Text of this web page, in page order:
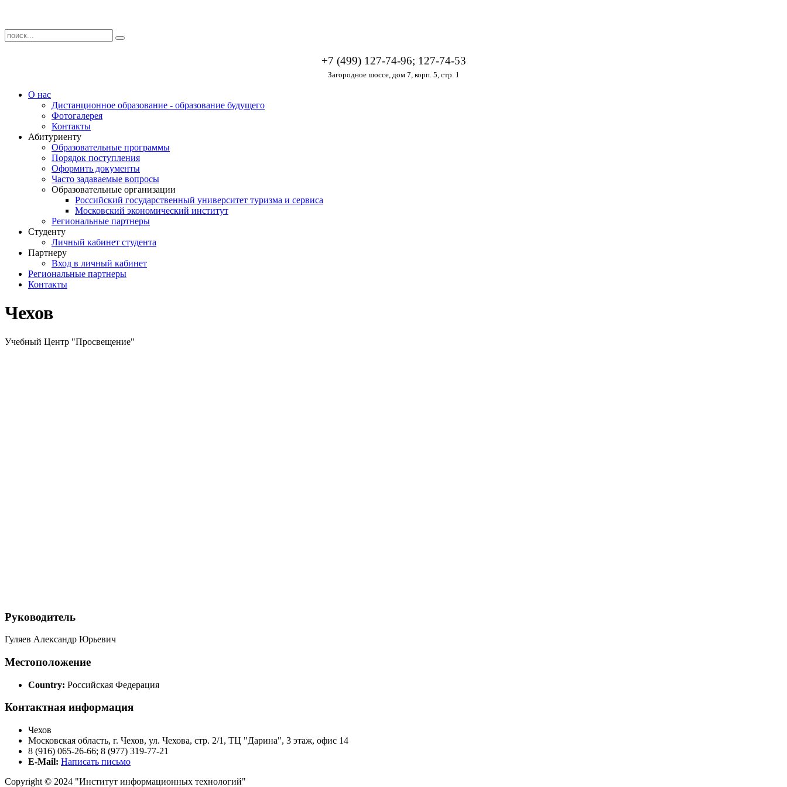
+7 (499) 127-74-96; 127-74-53
Загородное шоссе, дом 7, корп. 5, стр. 1
О нас
Дистанционное образование - образование будущего
Фотогалерея
Контакты
Абитуриенту
Образовательные программы
Порядок поступления
Оформить документы
Часто задаваемые вопросы
Образовательные организации
Российский государственный университет туризма и сервиса
Московский экономический институт
Региональные партнеры
Студенту
Личный кабинет студента
Партнеру
Вход в личный кабинет
Региональные партнеры
Контакты
Чехов
Учебный Центр "Просвещение"
Руководитель
Гуляев Александр Юрьевич
Местоположение
Country: Российская Федерация
Контактная информация
Чехов
Московская область, г. Чехов, ул. Чехова, стр. 2/1, ТЦ "Дарина", 3 этаж, офис 14
8 (916) 065-26-66; 8 (977) 319-77-21
E-Mail: Написать письмо
Copyright © 2024 "Институт информационных технологий"